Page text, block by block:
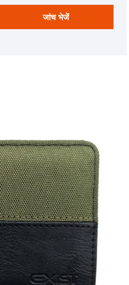
के बैग, लेडीज बैग, कमर बैग और
जांच भेजें